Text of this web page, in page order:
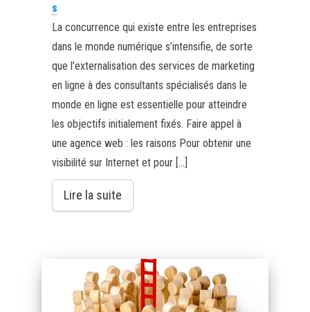
s
La concurrence qui existe entre les entreprises
dans le monde numérique s’intensifie, de sorte
que l’externalisation des services de marketing
en ligne à des consultants spécialisés dans le
monde en ligne est essentielle pour atteindre
les objectifs initialement fixés. Faire appel à
une agence web : les raisons Pour obtenir une
visibilité sur Internet et pour […]
Lire la suite